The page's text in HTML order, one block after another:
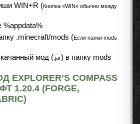
WIN+R (Кнопка «WIN» обычно между
%appdata%
.minecraft/mods (Если папки mods
мод ( .jar) в папку mods
COMPASS
1.20.4 (FORGE,